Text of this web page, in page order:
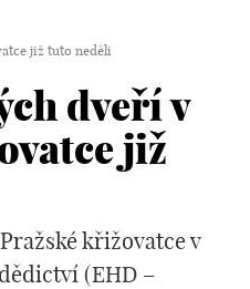
již tuto neděli
dveří v
již
křižovatce v
(EHD –